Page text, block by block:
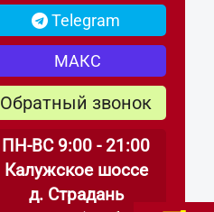
Telegram
МАКС
Обратный звонок
ПН-ВС 9:00 - 21:00
Калужское шоссе
д. Страдань